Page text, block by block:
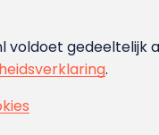
voldoet gedeeltelijk
.